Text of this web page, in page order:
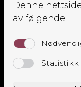
Ansatte
Elevside
Kursoversikt
Trafikalt
Mørkekjøring
Lastsikringskurs